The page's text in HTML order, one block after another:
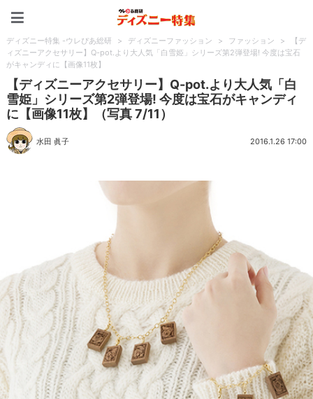
ディズニー特集 -ウレぴあ総研 > ディズニーファッション > ファッション >
【デ
ィズニーアクセサリー】Q-pot.より大人気「白雪姫」シリーズ第2弾登場! 今度は宝石
がキャンディに【画像11枚】
【ディズニーアクセサリー】Q-pot.より大人気「白
雪姫」シリーズ第2弾登場! 今度は宝石がキャンディ
に【画像11枚】（写真 7/11）
水田 眞子 2016.1.26 17:00